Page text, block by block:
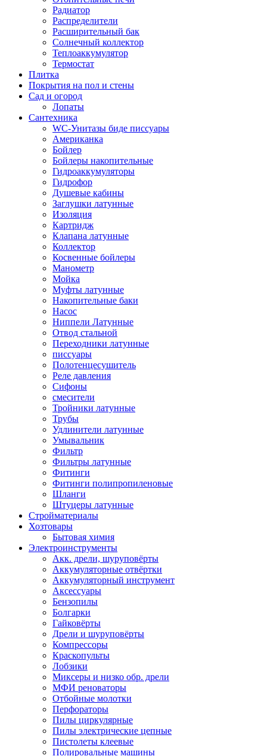
Радиатор
Распределители
Расширительный бак
Солнечный коллектор
Теплоаккумулятор
Термостат
Плитка
Покрытия на пол и стены
Сад и огород
Лопаты
Сантехника
WC-Унитазы биде писсуары
Американка
Бойлер
Бойлеры накопительные
Гидроаккумуляторы
Гидрофор
Душевые кабины
Заглушки латунные
Изоляция
Картридж
Клапана латунные
Коллектор
Косвенные бойлеры
Манометр
Мойка
Муфты латунные
Накопительные баки
Насос
Ниппели Латунные
Отвод стальной
Переходники латунные
писсуары
Полотенцесушитель
Реле давления
Сифоны
смесители
Тройники латунные
Трубы
Удлинители латунные
Умывальник
Фильтр
Фильтры латунные
Фитинги
Фитинги полипропиленовые
Шланги
Штуцеры латунные
Стройматериалы
Хозтовары
Бытовая химия
Электроинструменты
Акк. дрели, шуруповёрты
Аккумуляторные отвёртки
Аккумуляторный инструмент
Аксессуары
Бензопилы
Болгарки
Гайковёрты
Дрели и шуруповёрты
Компрессоры
Краскопульты
Лобзики
Миксеры и низко обр. дрели
МФИ реноваторы
Отбойные молотки
Перфораторы
Пилы циркулярные
Пилы электрические цепные
Пистолеты клеевые
Полировальные машины